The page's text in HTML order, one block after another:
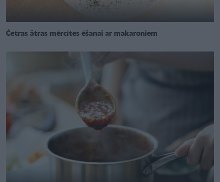
Četras ātras mērcītes ēšanai ar makaroniem